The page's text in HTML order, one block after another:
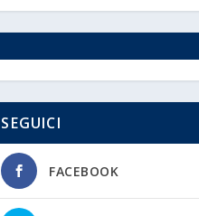
SEGUICI
FACEBOOK